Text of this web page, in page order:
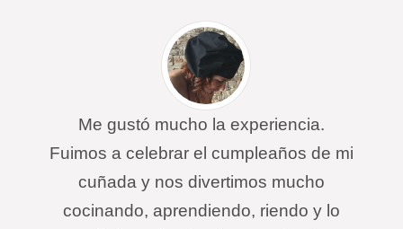
Me gustó mucho la experiencia.
Fuimos a celebrar el cumpleaños de mi
cuñada y nos divertimos mucho
cocinando, aprendiendo, riendo y lo